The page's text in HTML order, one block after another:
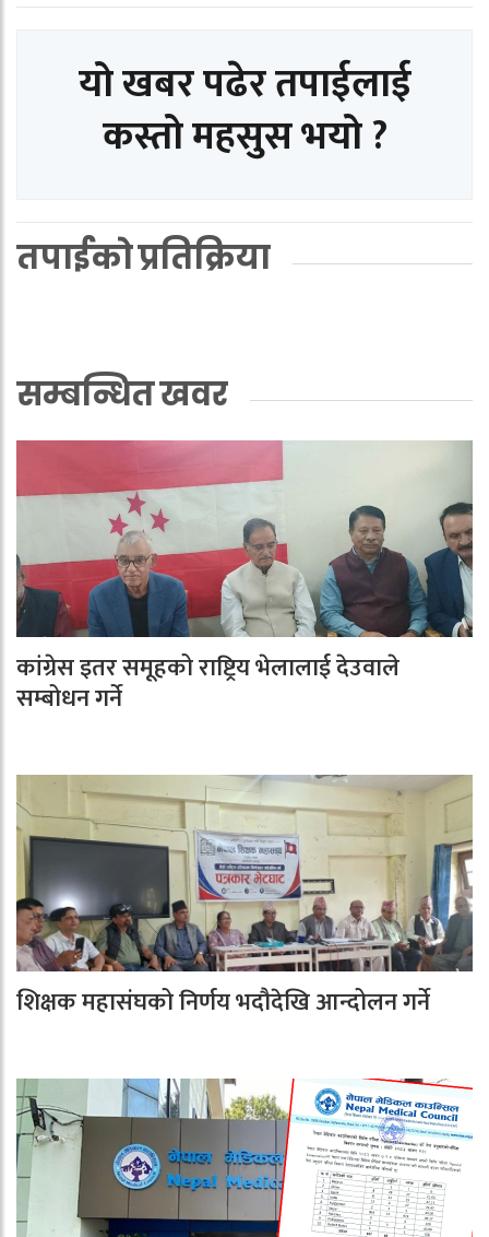
यो खबर पढेर तपाईलाई
कस्तो महसुस भयो ?
तपाईको प्रतिक्रिया
सम्बन्धित खवर
कांग्रेस इतर समूहको राष्ट्रिय भेलालाई देउवाले
सम्बोधन गर्ने
शिक्षक महासंघको निर्णय भदौदेखि आन्दोलन गर्ने